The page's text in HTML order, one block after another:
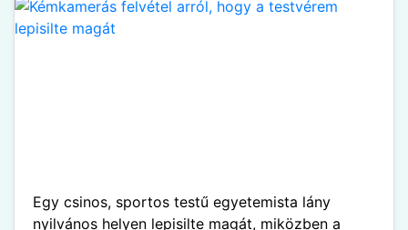
Egy csinos, sportos testű egyetemista lány
nyilvános helyen lepisilte magát, miközben a